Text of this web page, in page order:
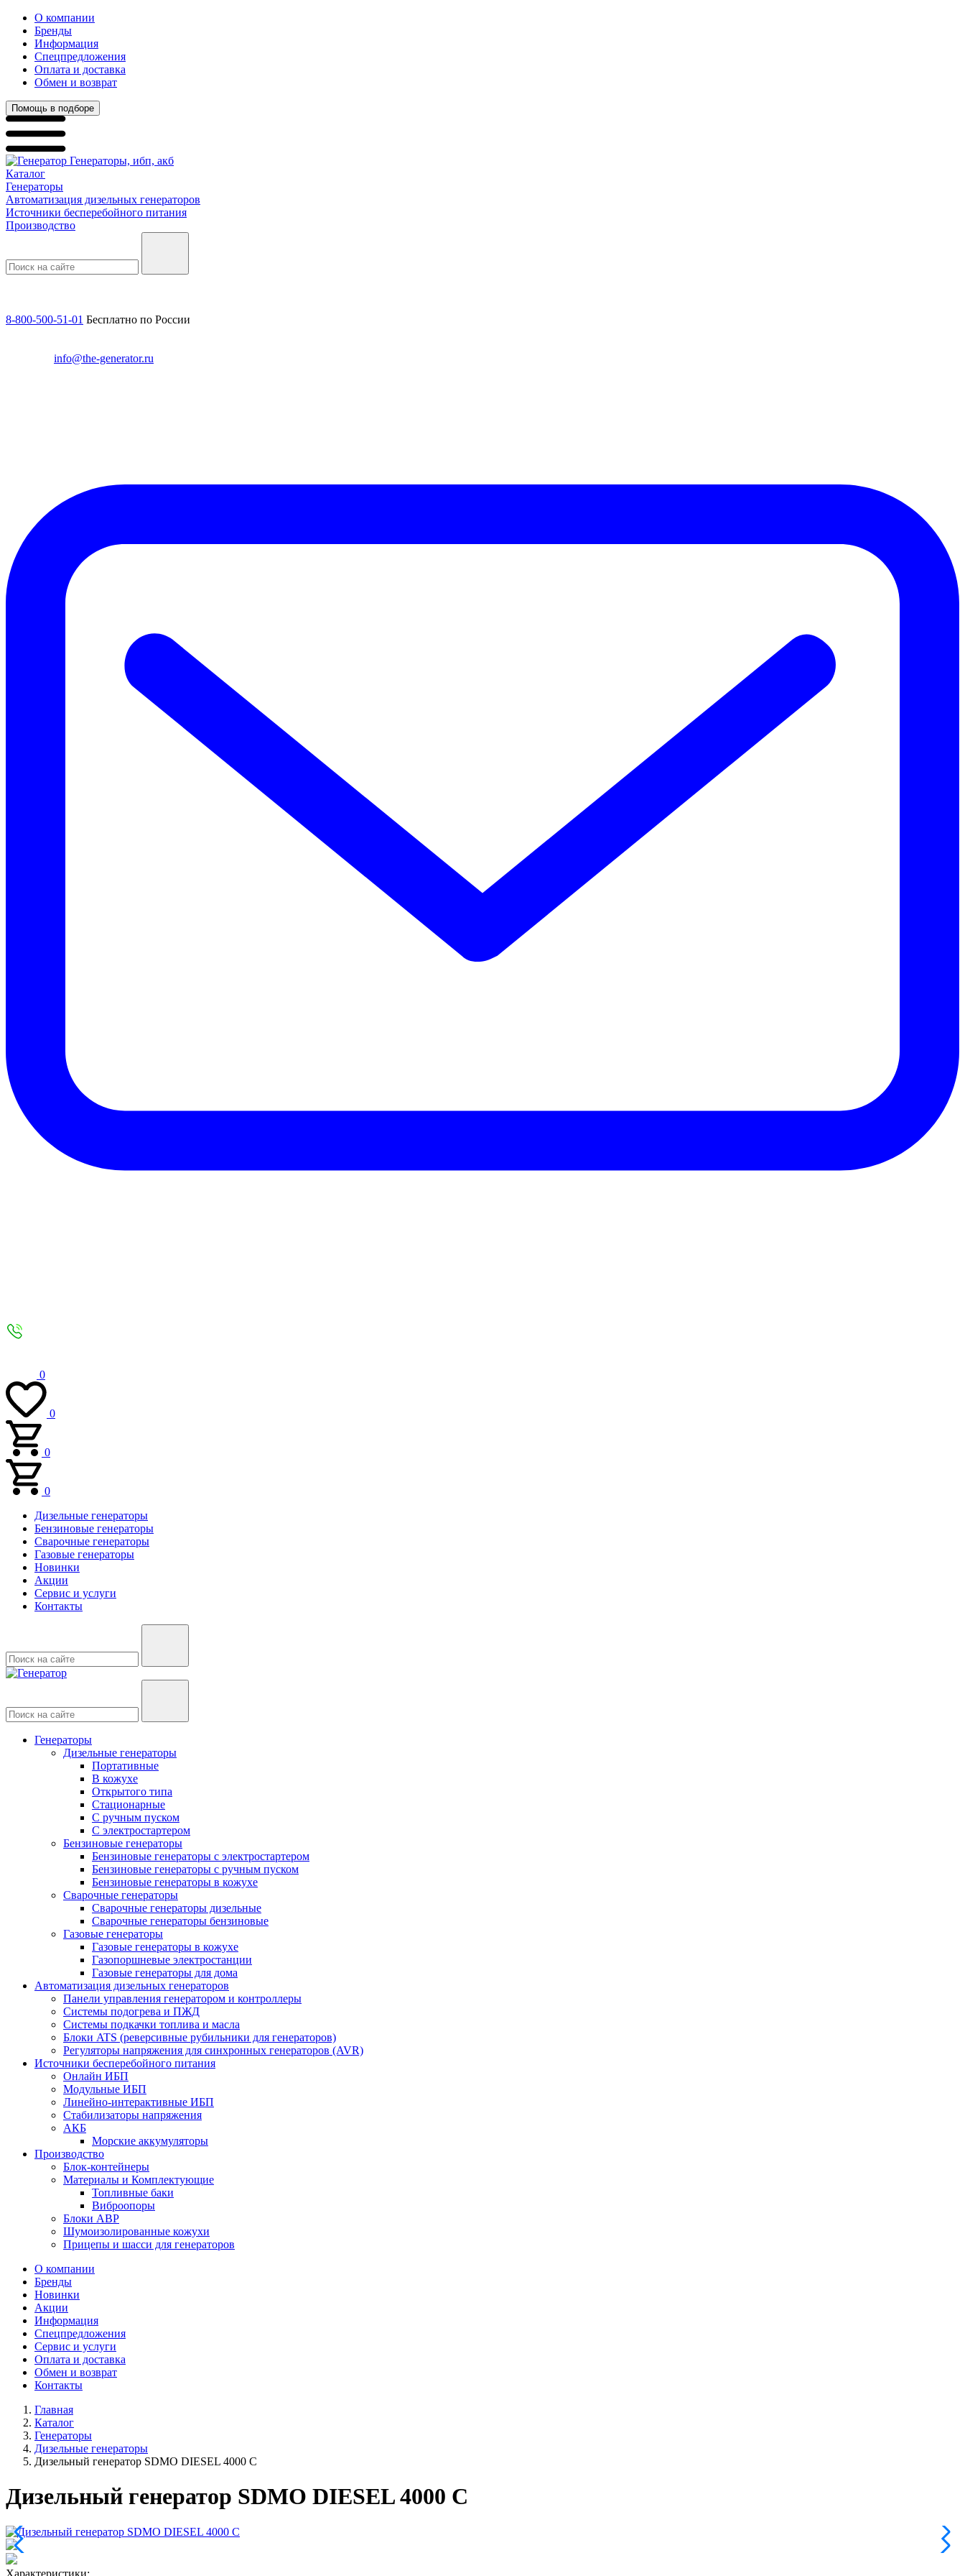
О компании
Бренды
Информация
Спецпредложения
Оплата и доставка
Обмен и возврат
Помощь в подборе
Генераторы, ибп, акб
Каталог
Генераторы
Автоматизация дизельных генераторов
Источники бесперебойного питания
Производство
8-800-500-51-01 Бесплатно по России
info@the-generator.ru
0
0
0
0
Дизельные генераторы
Бензиновые генераторы
Сварочные генераторы
Газовые генераторы
Новинки
Акции
Сервис и услуги
Контакты
Генераторы
Дизельные генераторы
Портативные
В кожухе
Открытого типа
Стационарные
С ручным пуском
С электростартером
Бензиновые генераторы
Бензиновые генераторы с электростартером
Бензиновые генераторы с ручным пуском
Бензиновые генераторы в кожухе
Сварочные генераторы
Сварочные генераторы дизельные
Сварочные генераторы бензиновые
Газовые генераторы
Газовые генераторы в кожухе
Газопоршневые электростанции
Газовые генераторы для дома
Автоматизация дизельных генераторов
Панели управления генератором и контроллеры
Системы подогрева и ПЖД
Системы подкачки топлива и масла
Блоки ATS (реверсивные рубильники для генераторов)
Регуляторы напряжения для синхронных генераторов (AVR)
Источники бесперебойного питания
Онлайн ИБП
Модульные ИБП
Линейно-интерактивные ИБП
Стабилизаторы напряжения
АКБ
Морские аккумуляторы
Производство
Блок-контейнеры
Материалы и Комплектующие
Топливные баки
Виброопоры
Блоки АВР
Шумоизолированные кожухи
Прицепы и шасси для генераторов
О компании
Бренды
Новинки
Акции
Информация
Спецпредложения
Сервис и услуги
Оплата и доставка
Обмен и возврат
Контакты
Главная
Каталог
Генераторы
Дизельные генераторы
Дизельный генератор SDMO DIESEL 4000 C
Дизельный генератор SDMO DIESEL 4000 C
Характеристики: